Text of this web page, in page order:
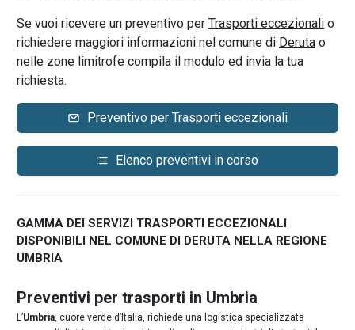
Se vuoi ricevere un preventivo per Trasporti eccezionalio
richiedere maggiori informazioni nel comune di Derutao
nelle zone limitrofe compila il modulo ed invia la tua
richiesta.
Preventivo per Trasporti eccezionali
Elenco preventivi in corso
GAMMA DEI SERVIZI TRASPORTI ECCEZIONALI
DISPONIBILI NEL COMUNE DI DERUTA NELLA REGIONE
UMBRIA
Preventivi per trasporti in Umbria
L’Umbria, cuore verde d’Italia, richiede una logistica specializzata